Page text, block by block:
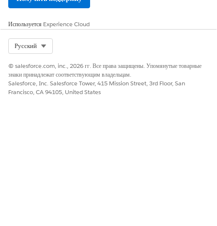
ЭТА СТАТЬЯ РЕШИЛА ВАШУ ПРОБЛЕМУ?
Оставьте свой отзыв, чтобы мы могли стать лучше!
Да Нет
Используется Experience Cloud
Русский
© salesforce.com, inc., 2026 гг. Все права защищены. Упомянутые товарные
знаки принадлежат соответствующим владельцам.
Salesforce, Inc. Salesforce Tower, 415 Mission Street, 3rd Floor, San
Francisco, CA 94105, United States